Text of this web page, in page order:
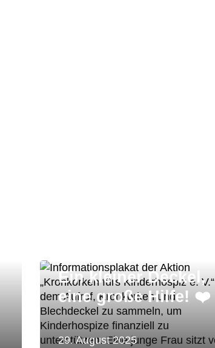
Ein kleiner Deckel,
eine große Hilfe! ❤️
29. August 2025